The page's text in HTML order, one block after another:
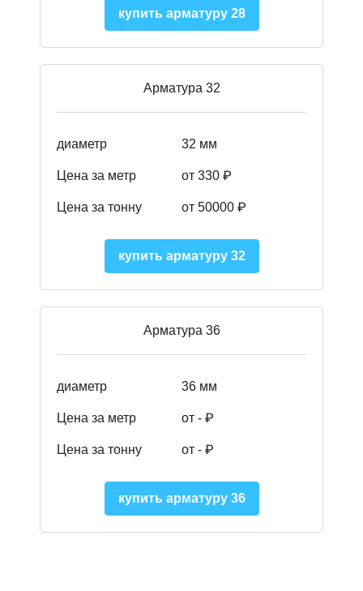
купить арматуру 28
Арматура 32
диаметр 32 мм
Цена за метр от 330 ₽
Цена за тонну от 50000 ₽
купить арматуру 32
Арматура 36
диаметр 36 мм
Цена за метр от - ₽
Цена за тонну от - ₽
купить арматуру 36